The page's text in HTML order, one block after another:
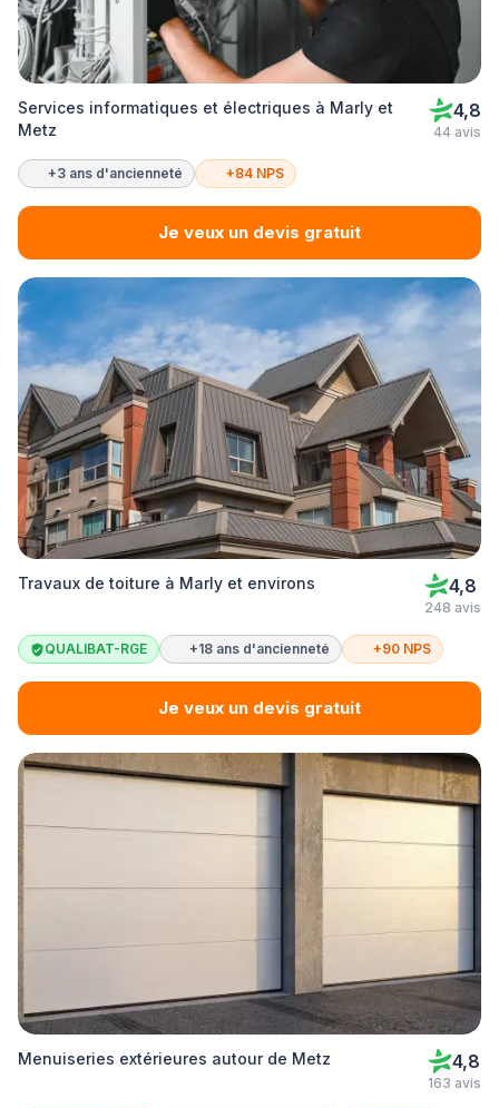
Services informatiques et électriques à Marly et
Metz
4,8
44 avis
+3 ans d'ancienneté +84 NPS
Je veux un devis gratuit
Travaux de toiture à Marly et environs 4,8
248 avis
QUALIBAT-RGE +18 ans d'ancienneté +90 NPS
Je veux un devis gratuit
Menuiseries extérieures autour de Metz 4,8
163 avis